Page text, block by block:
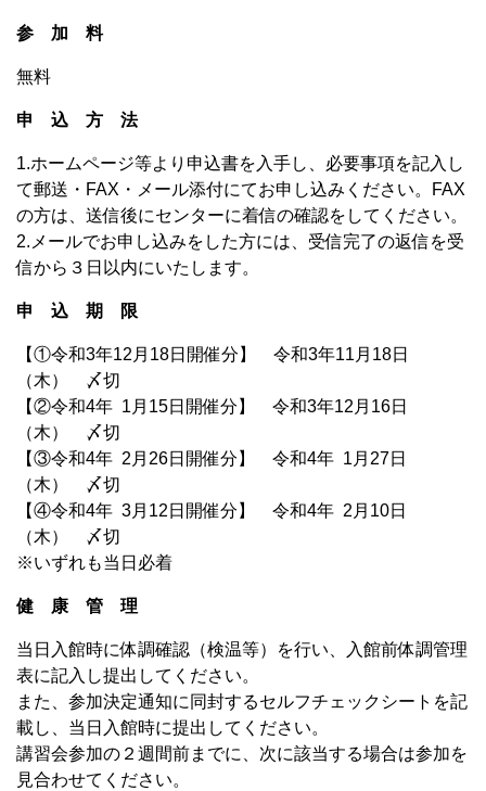
参 加 料
無料
申 込 方 法
1.ホームページ等より申込書を入手し、必要事項を記入し
て郵送・FAX・メール添付にてお申し込みください。FAX
の方は、送信後にセンターに着信の確認をしてください。
2.メールでお申し込みをした方には、受信完了の返信を受
信から３日以内にいたします。
申 込 期 限
【①令和3年12月18日開催分】 令和3年11月18日
（木） 〆切
【②令和4年 1月15日開催分】 令和3年12月16日
（木） 〆切
【③令和4年 2月26日開催分】 令和4年 1月27日
（木） 〆切
【④令和4年 3月12日開催分】 令和4年 2月10日
（木） 〆切
※いずれも当日必着
健 康 管 理
当日入館時に体調確認（検温等）を行い、入館前体調管理
表に記入し提出してください。
また、参加決定通知に同封するセルフチェックシートを記
載し、当日入館時に提出してください。
講習会参加の２週間前までに、次に該当する場合は参加を
見合わせてください。